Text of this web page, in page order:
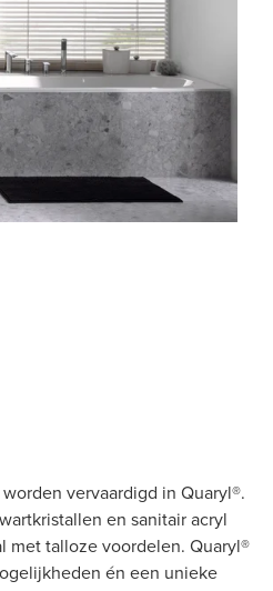
vervaardigd in Quaryl®.
en sanitair acryl
met talloze voordelen. Quaryl®
én een unieke